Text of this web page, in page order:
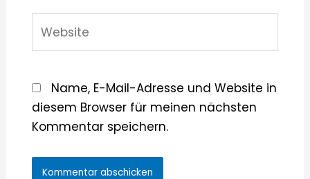
Name, E-Mail-Adresse und Website in
diesem Browser für meinen nächsten
Kommentar speichern.